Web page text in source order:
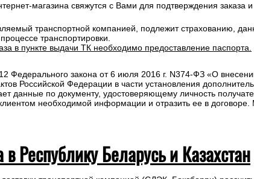
магазина свяжутся с Вами для подтверждения заказа
транспортной компанией, подлежит страхованию,
транспортировки.
в пункте выдачи ТК необходимо предоставление паспорта.
Федерального закона от 6 июля 2016 г. N374-ФЗ «О
Российской Федерации в части установления
данные по документу, удостоверяющему личность
необходимой информации и отразить ее в
в Республику Беларусь и Казахстан